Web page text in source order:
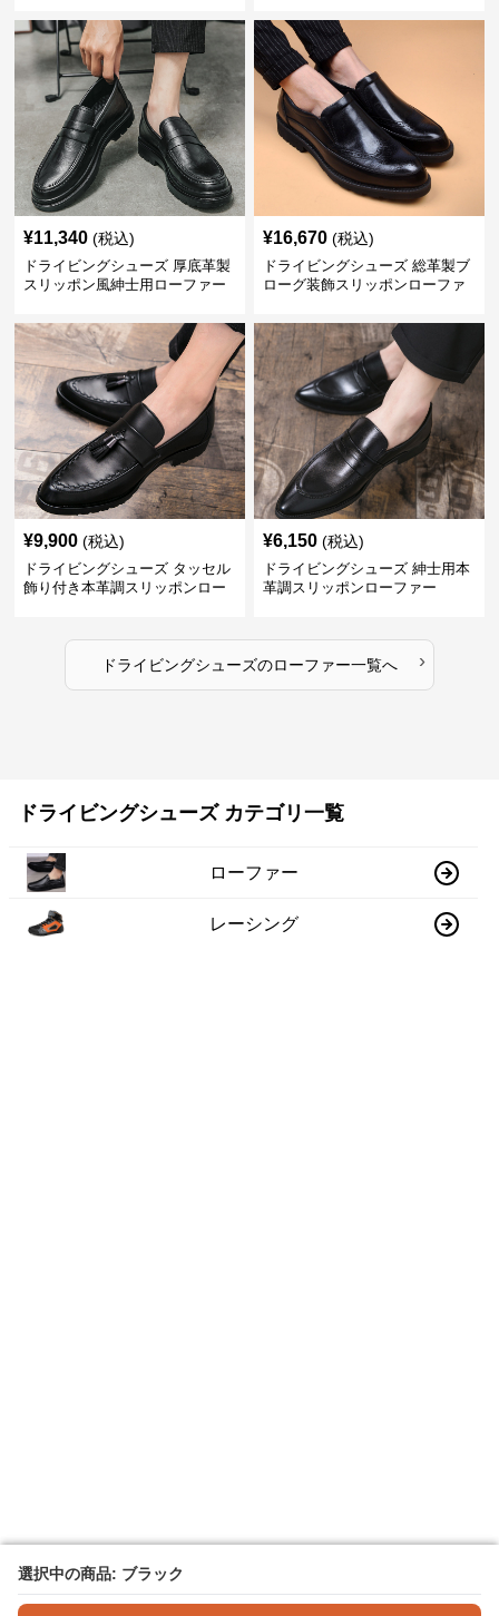
選択中の商品: ブラック
選択中の商品: ブラック
¥11,340 (税込)
ドライビングシューズ 厚底革製
スリッポン風紳士用ローファー
¥16,670 (税込)
ドライビングシューズ 総革製ブ
ローグ装飾スリッポンローファ
¥9,900 (税込)
ドライビングシューズ タッセル
飾り付き本革調スリッポンロー
¥6,150 (税込)
ドライビングシューズ 紳士用本
革調スリッポンローファー
ドライビングシューズのローファー一覧へ ›
ドライビングシューズ カテゴリ一覧
ローファー
レーシング